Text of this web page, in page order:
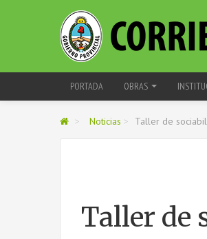
PORTADA OBRAS
> Noticias > Taller de
Taller de